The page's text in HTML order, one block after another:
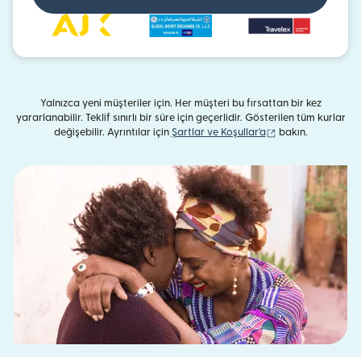
Yalnızca yeni müşteriler için. Her müşteri bu fırsattan bir kez
yararlanabilir. Teklif sınırlı bir süre için geçerlidir. Gösterilen tüm kurlar
değişebilir. Ayrıntılar için Şartlar ve Koşullar'a (yeni pencerede
bakın.